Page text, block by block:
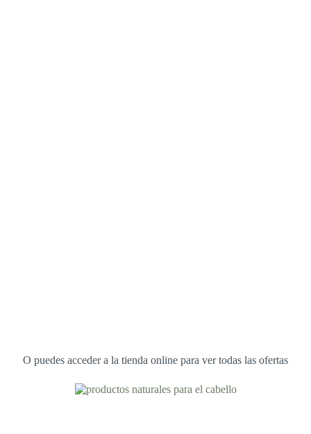
O puedes acceder a la tienda online para ver todas las ofertas